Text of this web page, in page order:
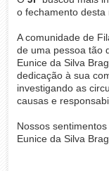
o fechamento desta
A comunidade de
de uma pessoa tão
Eunice da Silva
dedicação à sua
investigando as
causas e
Nossos
Eunice da Silva